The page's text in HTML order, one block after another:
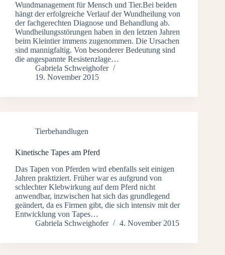
Wundmanagement für Mensch und Tier.Bei beiden
hängt der erfolgreiche Verlauf der Wundheilung von
der fachgerechten Diagnose und Behandlung ab.
Wundheilungsstörungen haben in den letzten Jahren
beim Kleintier immens zugenommen. Die Ursachen
sind mannigfaltig. Von besonderer Bedeutung sind
die angespannte Resistenzlage…
Gabriela Schweighofer
19. November 2015
Tierbehandlugen
Kinetische Tapes am Pferd
Das Tapen von Pferden wird ebenfalls seit einigen
Jahren praktiziert. Früher war es aufgrund von
schlechter Klebwirkung auf dem Pferd nicht
anwendbar, inzwischen hat sich das grundlegend
geändert, da es Firmen gibt, die sich intensiv mit der
Entwicklung von Tapes…
Gabriela Schweighofer
4. November 2015